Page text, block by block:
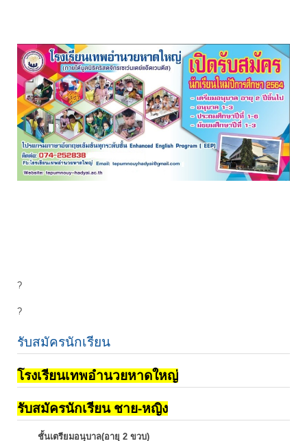
?
?
รับสมัครนักเรียน
โรงเรียนเทพอำนวยหาดใหญ่
รับสมัครนักเรียน ชาย-หญิง
ชั้นเตรียมอนุบาล(อายุ 2 ขวบ)